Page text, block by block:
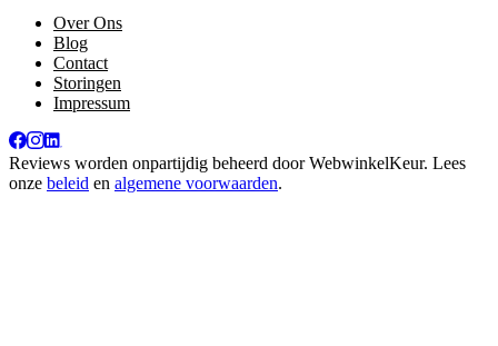
Over Ons
Blog
Contact
Storingen
Impressum
Reviews worden onpartijdig beheerd doorWebwinkelKeur. Lees
onze beleid en algemene voorwaarden.